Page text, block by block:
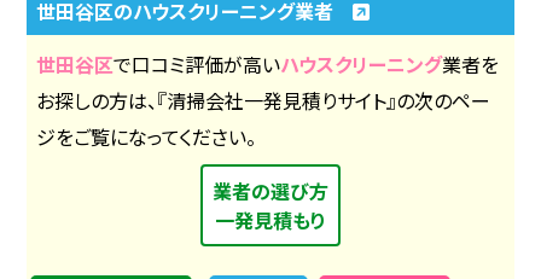
世田谷区のハウスクリーニング業者
世田谷区で口コミ評価が高いハウスクリーニング業者を
お探しの方は、『清掃会社一発見積りサイト』の次のペー
ジをご覧になってください。
業者の選び方
一発見積もり